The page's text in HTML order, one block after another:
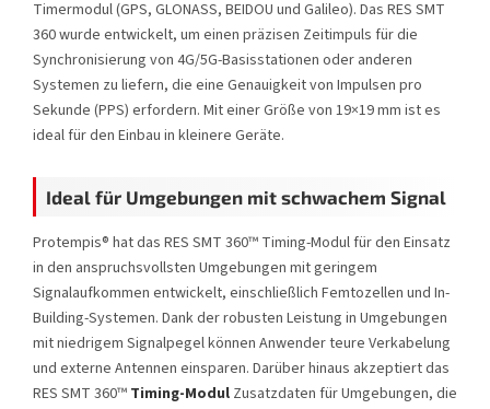
Timermodul (GPS, GLONASS, BEIDOU und Galileo). Das RES SMT
360 wurde entwickelt, um einen präzisen Zeitimpuls für die
Synchronisierung von 4G/5G-Basisstationen oder anderen
Systemen zu liefern, die eine Genauigkeit von Impulsen pro
Sekunde (PPS) erfordern. Mit einer Größe von 19×19 mm ist es
ideal für den Einbau in kleinere Geräte.
Ideal für Umgebungen mit schwachem Signal
Protempis® hat das RES SMT 360™ Timing-Modul für den Einsatz
in den anspruchsvollsten Umgebungen mit geringem
Signalaufkommen entwickelt, einschließlich Femtozellen und In-
Building-Systemen. Dank der robusten Leistung in Umgebungen
mit niedrigem Signalpegel können Anwender teure Verkabelung
und externe Antennen einsparen. Darüber hinaus akzeptiert das
RES SMT 360™ Timing-Modul Zusatzdaten für Umgebungen, die